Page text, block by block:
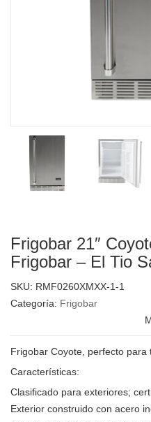
Frigobar 21″
Frigobar – El Tio
SKU: RMF0260XMXX-1-1
Categoría: Frigobar
Frigobar Coyote, perfecto para
Características:
Clasificado para exteriores;
Exterior construido con acero